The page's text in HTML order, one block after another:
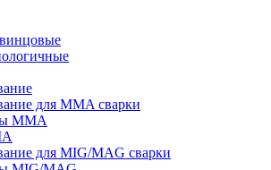
для MMA сварки
MMA
для MIG/MAG сварки